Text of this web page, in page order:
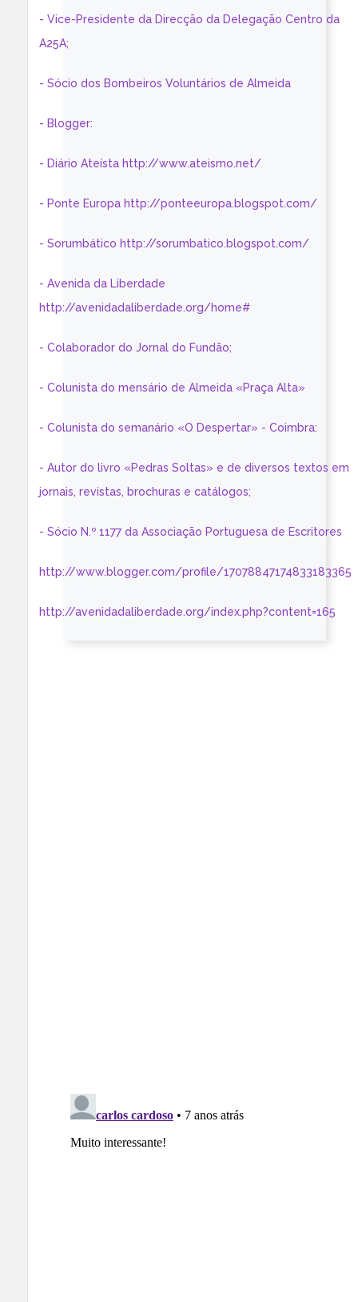
- Vice-Presidente da Direcção da Delegação Centro da
A25A;
- Sócio dos Bombeiros Voluntários de Almeida
- Blogger:
- Diário Ateísta http://www.ateismo.net/
- Ponte Europa http://ponteeuropa.blogspot.com/
- Sorumbático http://sorumbatico.blogspot.com/
- Avenida da Liberdade
http://avenidadaliberdade.org/home#
- Colaborador do Jornal do Fundão;
- Colunista do mensário de Almeida «Praça Alta»
- Colunista do semanário «O Despertar» - Coimbra:
- Autor do livro «Pedras Soltas» e de diversos textos em
jornais, revistas, brochuras e catálogos;
- Sócio N.º 1177 da Associação Portuguesa de Escritores
http://www.blogger.com/profile/17078847174833183365
http://avenidadaliberdade.org/index.php?content=165